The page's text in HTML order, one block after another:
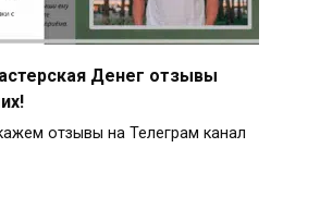
Денег отзывы
отзывы на Телеграм канал